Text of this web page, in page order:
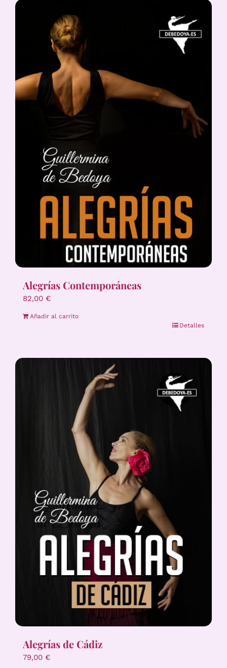
Alegrías Contemporáneas
82,00 €
Añadir al carrito
Detalles
Alegrías de Cádiz
79,00 €